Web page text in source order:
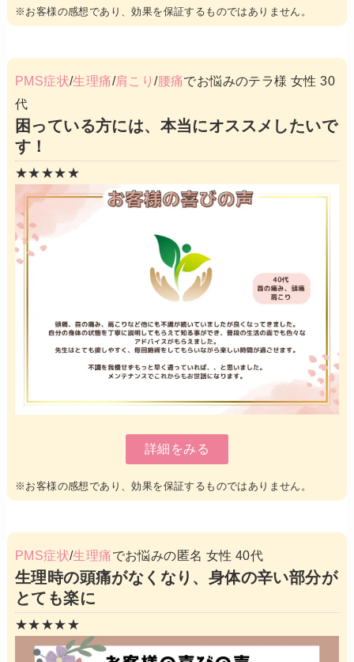
※お客様の感想であり、効果を保証するものではありません。
PMS症状/生理痛/肩こり/腰痛でお悩みのテラ様 女性 30
代
困っている方には、本当にオススメしたいで
す！
★★★★★
詳細をみる
※お客様の感想であり、効果を保証するものではありません。
PMS症状/生理痛でお悩みの匿名 女性 40代
生理時の頭痛がなくなり、身体の辛い部分が
とても楽に
★★★★★